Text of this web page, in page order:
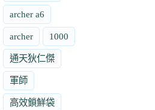
archer a6
archer 1000
通天狄仁傑
軍師
高效鎖鮮袋